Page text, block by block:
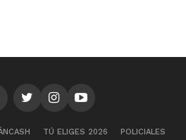
TÚ ELIGES 2026
POLICIALES